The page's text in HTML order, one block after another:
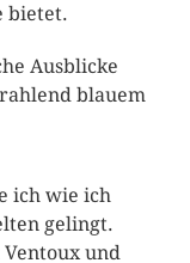
bietet.
Ausblicke
blauem
ich wie ich
gelingt.
und